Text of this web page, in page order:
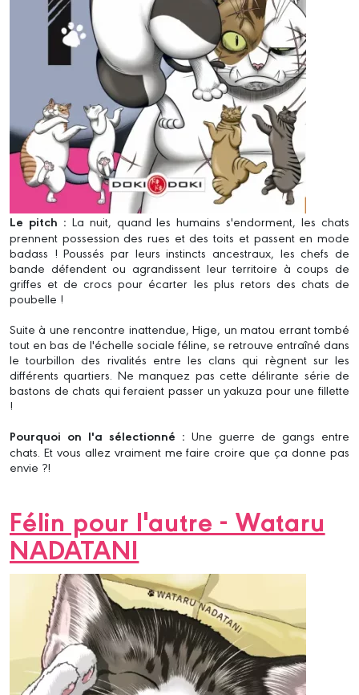
Le pitch : La nuit, quand les humains s'endorment, les chats
prennent possession des rues et des toits et passent en mode
badass ! Poussés par leurs instincts ancestraux, les chefs de
bande défendent ou agrandissent leur territoire à coups de
griffes et de crocs pour écarter les plus retors des chats de
poubelle !
Suite à une rencontre inattendue, Hige, un matou errant tombé
tout en bas de l'échelle sociale féline, se retrouve entraîné dans
le tourbillon des rivalités entre les clans qui règnent sur les
différents quartiers. Ne manquez pas cette délirante série de
bastons de chats qui feraient passer un yakuza pour une fillette
!
Pourquoi on l'a sélectionné : Une guerre de gangs entre
chats. Et vous allez vraiment me faire croire que ça donne pas
envie ?!
Félin pour l'autre - Wataru
NADATANI